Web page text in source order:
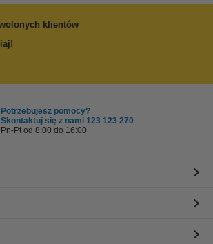
klientów
Potrzebujesz pomocy?
Skontaktuj się z nami 123 123 270
Pn-Pt od 8:00 do 16:00